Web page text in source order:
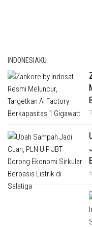
INDONESIAKU